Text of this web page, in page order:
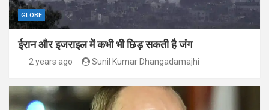
GLOBE
ईरान और इजराइल में कभी भी छिड़ सकती है जंग
2 years ago Sunil Kumar Dhangadamajhi